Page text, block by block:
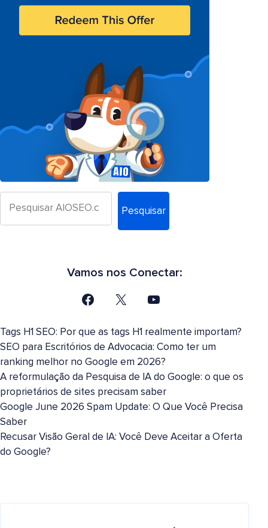
Pesquisar
Vamos nos Conectar:
Tags H1 SEO: Por que as tags H1 realmente importam?
SEO para Escritórios de Advocacia: Como ter um
ranking melhor no Google em 2026?
A reformulação da Pesquisa de IA do Google: o que os
proprietários de sites precisam saber
Google June 2026 Spam Update: O Que Você Precisa
Saber
Recusar Visão Geral de IA: Você Deve Aceitar a Oferta
do Google?